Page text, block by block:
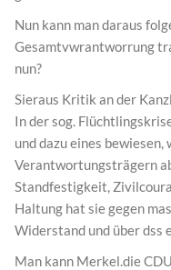
Nun kann man daraus
Gesamtvwrantworrung
nun?
Sieraus Kritik an der
In der sog.
und dazu eines
Verantwortungsträgern
Standfestigkeit,
Haltung hat sie gegen
Widerstand und über dss
Man kann Merkel.die